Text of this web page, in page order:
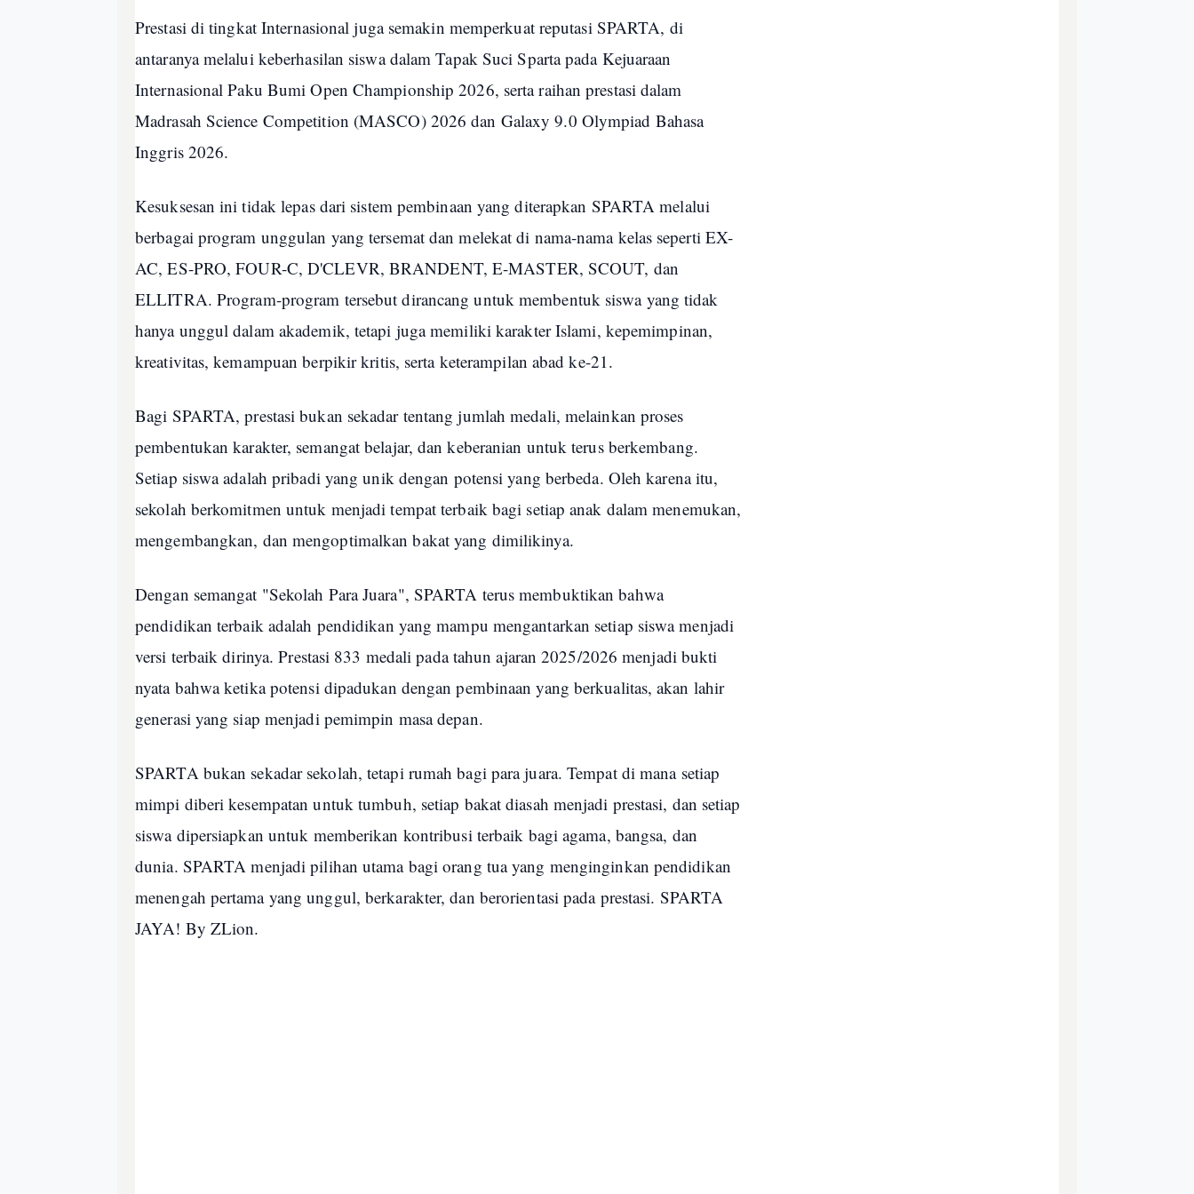
Prestasi di tingkat Internasional juga semakin memperkuat reputasi SPARTA, di
antaranya melalui keberhasilan siswa dalam Tapak Suci Sparta pada Kejuaraan
Internasional Paku Bumi Open Championship 2026, serta raihan prestasi dalam
Madrasah Science Competition (MASCO) 2026 dan Galaxy 9.0 Olympiad Bahasa
Inggris 2026.
Kesuksesan ini tidak lepas dari sistem pembinaan yang diterapkan SPARTA melalui
berbagai program unggulan yang tersemat dan melekat di nama-nama kelas seperti EX-
AC, ES-PRO, FOUR-C, D'CLEVR, BRANDENT, E-MASTER, SCOUT, dan
ELLITRA. Program-program tersebut dirancang untuk membentuk siswa yang tidak
hanya unggul dalam akademik, tetapi juga memiliki karakter Islami, kepemimpinan,
kreativitas, kemampuan berpikir kritis, serta keterampilan abad ke-21.
Bagi SPARTA, prestasi bukan sekadar tentang jumlah medali, melainkan proses
pembentukan karakter, semangat belajar, dan keberanian untuk terus berkembang.
Setiap siswa adalah pribadi yang unik dengan potensi yang berbeda. Oleh karena itu,
sekolah berkomitmen untuk menjadi tempat terbaik bagi setiap anak dalam menemukan,
mengembangkan, dan mengoptimalkan bakat yang dimilikinya.
Dengan semangat "Sekolah Para Juara", SPARTA terus membuktikan bahwa
pendidikan terbaik adalah pendidikan yang mampu mengantarkan setiap siswa menjadi
versi terbaik dirinya. Prestasi 833 medali pada tahun ajaran 2025/2026 menjadi bukti
nyata bahwa ketika potensi dipadukan dengan pembinaan yang berkualitas, akan lahir
generasi yang siap menjadi pemimpin masa depan.
SPARTA bukan sekadar sekolah, tetapi rumah bagi para juara. Tempat di mana setiap
mimpi diberi kesempatan untuk tumbuh, setiap bakat diasah menjadi prestasi, dan setiap
siswa dipersiapkan untuk memberikan kontribusi terbaik bagi agama, bangsa, dan
dunia. SPARTA menjadi pilihan utama bagi orang tua yang menginginkan pendidikan
menengah pertama yang unggul, berkarakter, dan berorientasi pada prestasi. SPARTA
JAYA! By ZLion.